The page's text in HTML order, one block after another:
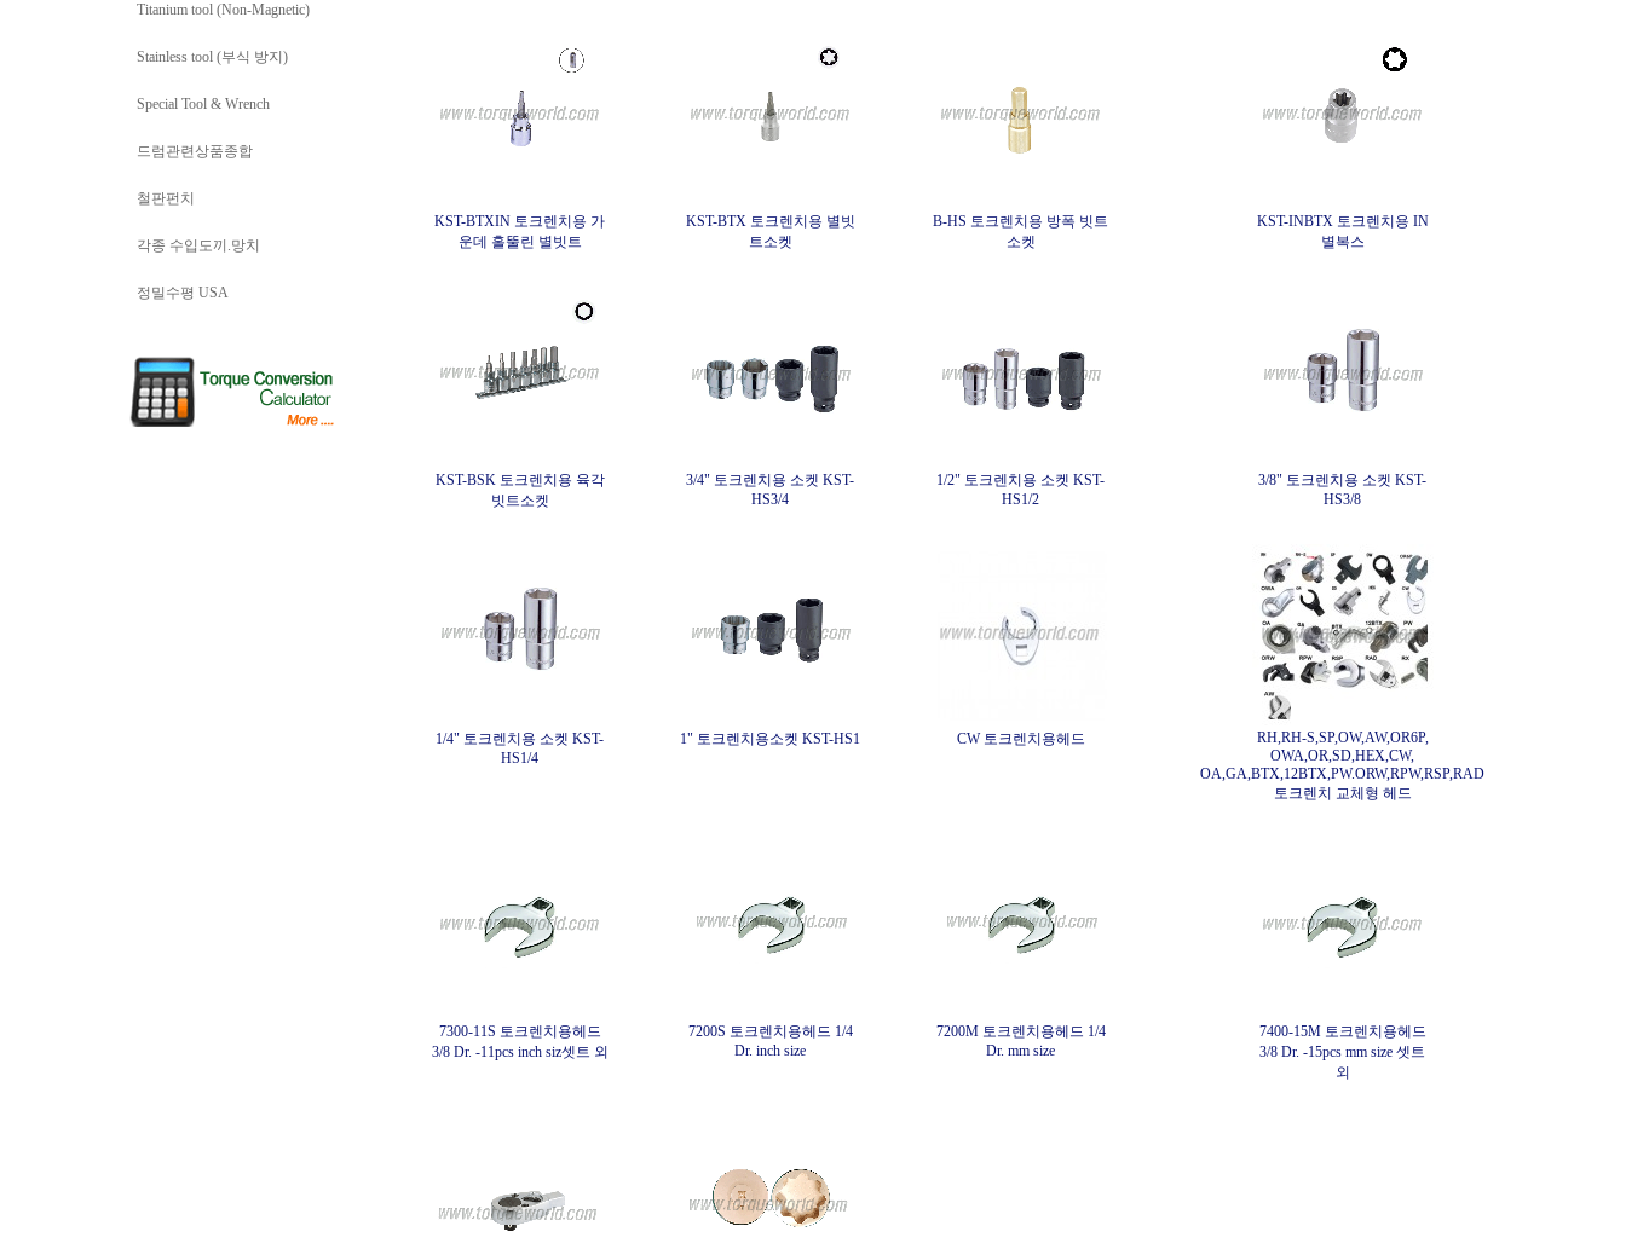
Titanium tool (Non-Magnetic)
Stainless tool (부식 방지)
Special Tool & Wrench
드럼관련상품종합
철판펀치
각종 수입도끼.망치
정밀수평 USA
KST-BTXIN 토크렌치용 가
운데 홀뚤린 별빗트
KST-BTX 토크렌치용 별빗
트소켓
B-HS 토크렌치용 방폭 빗트
소켓
KST-INBTX 토크렌치용 IN
별복스
KST-BSK 토크렌치용 육각
빗트소켓
3/4" 토크렌치용 소켓 KST-
HS3/4
1/2" 토크렌치용 소켓 KST-
HS1/2
3/8" 토크렌치용 소켓 KST-
HS3/8
1/4" 토크렌치용 소켓 KST-
HS1/4
1" 토크렌치용소켓 KST-HS1 CW 토크렌치용헤드
RH,RH-S,SP,OW,AW,OR6P,
OWA,OR,SD,HEX,CW,
OA,GA,BTX,12BTX,PW.ORW,RPW,RSP,RAD
토크렌치 교체형 헤드
7300-11S 토크렌치용헤드
3/8 Dr. -11pcs inch siz셋트 외
7200S 토크렌치용헤드 1/4
Dr. inch size
7200M 토크렌치용헤드 1/4
Dr. mm size
7400-15M 토크렌치용헤드
3/8 Dr. -15pcs mm size 셋트
외